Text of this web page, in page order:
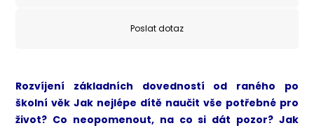
Poslat dotaz
Rozvíjení základních dovedností od raného po
školní věk Jak nejlépe dítě naučit vše potřebné pro
život? Co neopomenout, na co si dát pozor? Jak